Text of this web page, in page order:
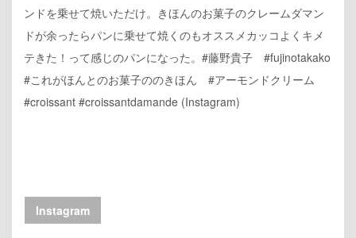
ンドを乗せて焼いただけ。きほんのお菓子のクレームダマン
ドが余ったらパンに乗せて焼くのもオススメカッコよくキメ
テきた！って感じのパンになった。#藤野貴子 #fujinotakako
#これがほんとのお菓子ののきほん #アーモンドクリーム
#croissant #croissantdamande (Instagram)
Instagram